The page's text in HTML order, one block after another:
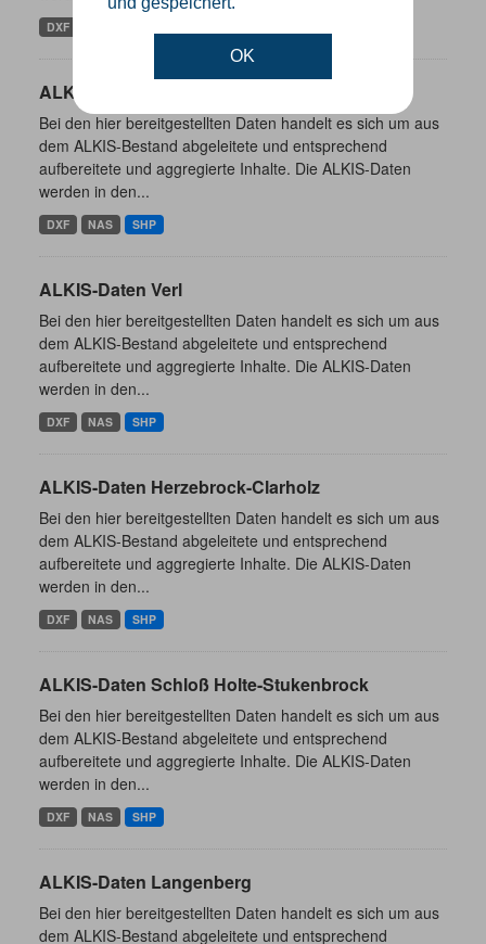
OK
DXF
ALKIS-Daten Borgholzhausen
Bei den hier bereitgestellten Daten handelt es sich um aus
dem ALKIS-Bestand abgeleitete und entsprechend
aufbereitete und aggregierte Inhalte. Die ALKIS-Daten
werden in den...
DXF NAS SHP
ALKIS-Daten Verl
Bei den hier bereitgestellten Daten handelt es sich um aus
dem ALKIS-Bestand abgeleitete und entsprechend
aufbereitete und aggregierte Inhalte. Die ALKIS-Daten
werden in den...
DXF NAS SHP
ALKIS-Daten Herzebrock-Clarholz
Bei den hier bereitgestellten Daten handelt es sich um aus
dem ALKIS-Bestand abgeleitete und entsprechend
aufbereitete und aggregierte Inhalte. Die ALKIS-Daten
werden in den...
DXF NAS SHP
ALKIS-Daten Schloß Holte-Stukenbrock
Bei den hier bereitgestellten Daten handelt es sich um aus
dem ALKIS-Bestand abgeleitete und entsprechend
aufbereitete und aggregierte Inhalte. Die ALKIS-Daten
werden in den...
DXF NAS SHP
ALKIS-Daten Langenberg
Bei den hier bereitgestellten Daten handelt es sich um aus
dem ALKIS-Bestand abgeleitete und entsprechend